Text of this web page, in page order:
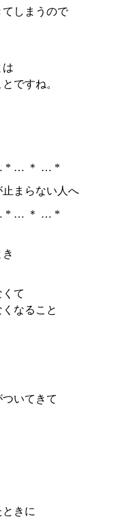
しまうので
は
ですね。
* … ＊ … *
止まらない人へ
* … ＊ … *
て
なること
ついてきて
きに